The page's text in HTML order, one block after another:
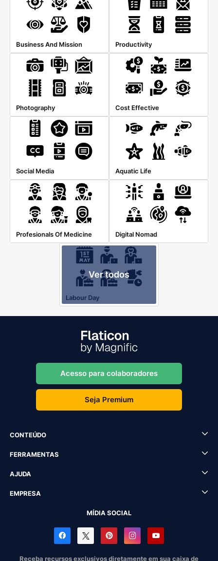
Business And Mission Productivity
Photography Cost Effective
Social Media Aquatic Life
Profesionals Of Medicine Digital Nomad
Ver todos
Labour Day
Acesso para colaboradores
Seja Premium
CONTEÚDO
FERRAMENTAS
AJUDA
EMPRESA
MÍDIA SOCIAL
Receba recursos exclusivos diretamente em sua caixa de